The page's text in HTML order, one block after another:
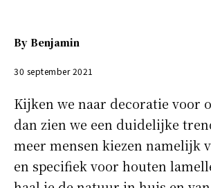
By Benjamin
30 september 2021
Kijken we naar decoratie voor
dan zien we een duidelijke
meer mensen kiezen namelijk
en specifiek voor houten